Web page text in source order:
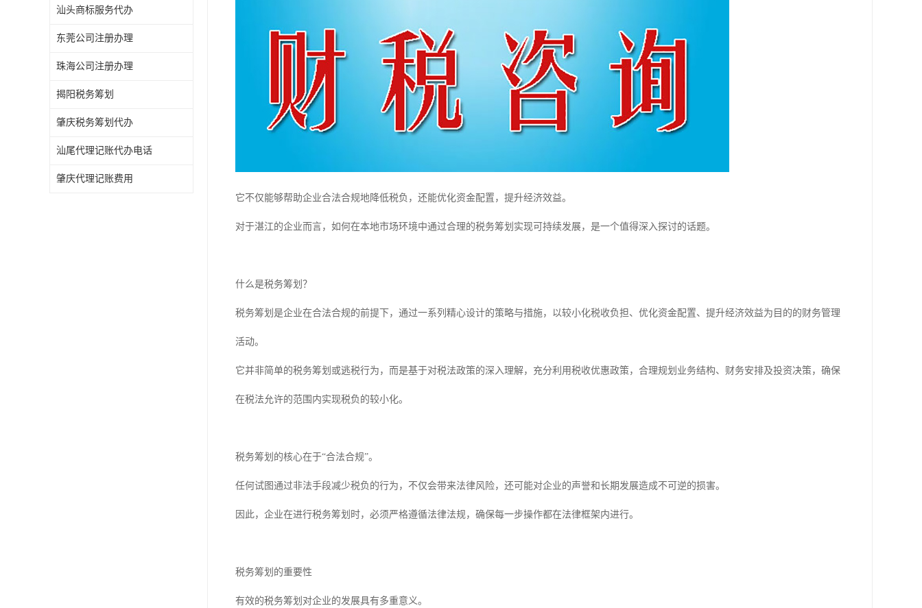
汕头商标服务代办
东莞公司注册办理
珠海公司注册办理
揭阳税务筹划
肇庆税务筹划代办
汕尾代理记账代办电话
肇庆代理记账费用
它不仅能够帮助企业合法合规地降低税负，还能优化资金配置，提升经济效益。
对于湛江的企业而言，如何在本地市场环境中通过合理的税务筹划实现可持续发展，是一个值得深入探讨的话题。
什么是税务筹划？
税务筹划是企业在合法合规的前提下，通过一系列精心设计的策略与措施，以较小化税收负担、优化资金配置、提升经济效益为目的的财务管理
活动。
它并非简单的税务筹划或逃税行为，而是基于对税法政策的深入理解，充分利用税收优惠政策，合理规划业务结构、财务安排及投资决策，确保
在税法允许的范围内实现税负的较小化。
税务筹划的核心在于“合法合规”。
任何试图通过非法手段减少税负的行为，不仅会带来法律风险，还可能对企业的声誉和长期发展造成不可逆的损害。
因此，企业在进行税务筹划时，必须严格遵循法律法规，确保每一步操作都在法律框架内进行。
税务筹划的重要性
有效的税务筹划对企业的发展具有多重意义。